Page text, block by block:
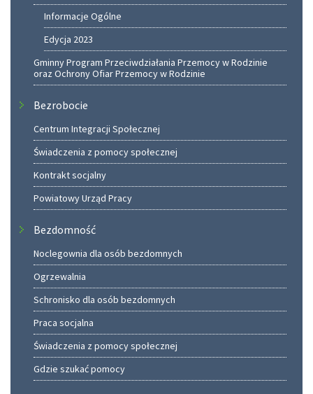
Informacje Ogólne
Edycja 2023
Gminny Program Przeciwdziałania Przemocy w Rodzinie
oraz Ochrony Ofiar Przemocy w Rodzinie
Bezrobocie
Centrum Integracji Społecznej
Świadczenia z pomocy społecznej
Kontrakt socjalny
Powiatowy Urząd Pracy
Bezdomność
Noclegownia dla osób bezdomnych
Ogrzewalnia
Schronisko dla osób bezdomnych
Praca socjalna
Świadczenia z pomocy społecznej
Gdzie szukać pomocy